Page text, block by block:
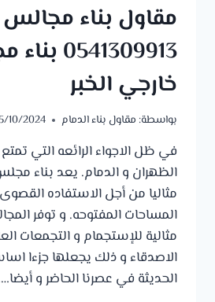
مقاول بناء
خارجي الخبر
بواسطة: مقاول بناء الدمام 10/2024
في ظل الاجواء الرائعه التي
الظهران و الدمام. يعد بناء مجلس
مثاليا من أجل الاستفاده
المساحات المفتوحه. و توفر
مثالية للإستجمام و التجمعات
الاصدقاء و ذلك يجعلها جزءا
الحديثة في عصرنا الحاضر و